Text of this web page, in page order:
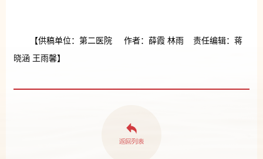
【供稿单位：第二医院 作者：薛霞 林雨 责任编辑：蒋
晓涵 王雨馨】